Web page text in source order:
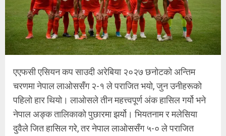
एएफसी एसियन कप साउदी अरेबिया २०२७ छनोटको अन्तिम
चरणमा नेपाल लाओससँग २-१ ले पराजित भयो, जुन उनीहरूको
पहिलो हार थियो। लाओसले तीन महत्त्वपूर्ण अंक हासिल गर्यो भने
नेपाल अङ्क तालिकाको पुछारमा झर्यो। भियतनाम र मलेसिया
दुवैले जित हासिल गरे, तर नेपाल लाओससँग ५-० ले पराजित